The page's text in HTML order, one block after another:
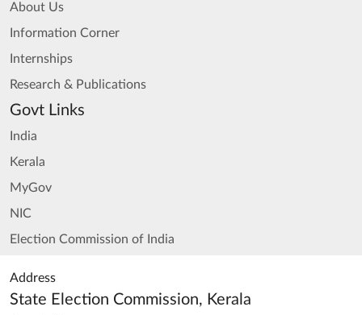
About Us
Information Corner
Internships
Research & Publications
Govt Links
India
Kerala
MyGov
NIC
Election Commission of India
Address
State Election Commission, Kerala